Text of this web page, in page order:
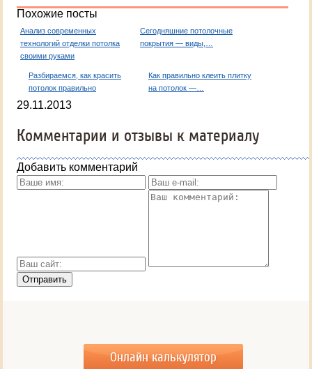
Похожие посты
Анализ современных
технологий отделки потолка
своими руками
Сегодняшние потолочные
покрытия — виды,…
Разбираемся, как красить
потолок правильно
Как правильно клеить плитку
на потолок —…
29.11.2013
Комментарии и отзывы к материалу
Добавить комментарий
Онлайн калькулятор